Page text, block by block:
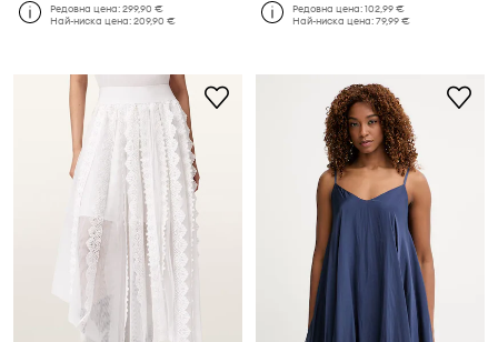
Редовна цена:299,90 €
Най-ниска цена:209,90 €
Редовна цена:102,99 €
Най-ниска цена:79,99 €